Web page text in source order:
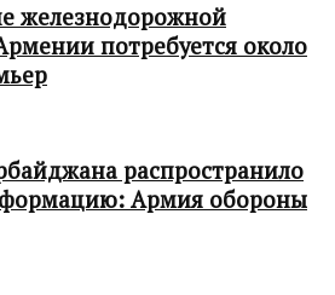
железнодорожной
потребуется около
распространило
Армия обороны